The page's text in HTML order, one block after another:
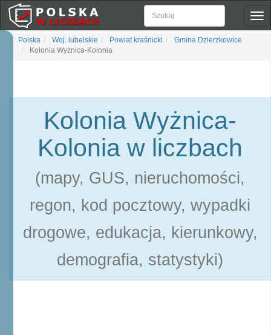
Polska Woj. lubelskie Powiat kraśnicki
Gmina Dzierzkowice
Kolonia Wyżnica-Kolonia
Kolonia Wyżnica-
Kolonia w liczbach
(mapy, GUS, nieruchomości,
regon, kod pocztowy, wypadki
drogowe, edukacja, kierunkowy,
demografia, statystyki)